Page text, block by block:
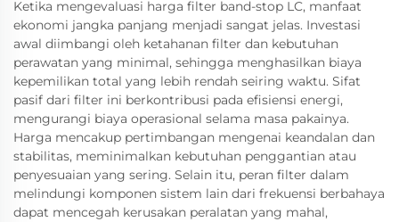
Ketika mengevaluasi harga filter band-stop LC, manfaat
ekonomi jangka panjang menjadi sangat jelas. Investasi
awal diimbangi oleh ketahanan filter dan kebutuhan
perawatan yang minimal, sehingga menghasilkan biaya
kepemilikan total yang lebih rendah seiring waktu. Sifat
pasif dari filter ini berkontribusi pada efisiensi energi,
mengurangi biaya operasional selama masa pakainya.
Harga mencakup pertimbangan mengenai keandalan dan
stabilitas, meminimalkan kebutuhan penggantian atau
penyesuaian yang sering. Selain itu, peran filter dalam
melindungi komponen sistem lain dari frekuensi berbahaya
dapat mencegah kerusakan peralatan yang mahal,